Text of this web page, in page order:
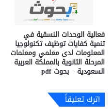
فعالية الوحدات النسقية في
تنمية كفايات توظيف تكنولوجيا
المعلومات لدى معلمي ومعلمات
المرحلة الثانوية بالمملكة العربية
السعودية – بحوث pdf
اترك تعليقاً